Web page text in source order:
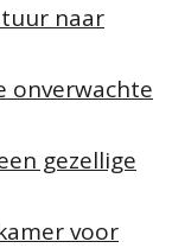
naar
onverwachte
gezellige
voor